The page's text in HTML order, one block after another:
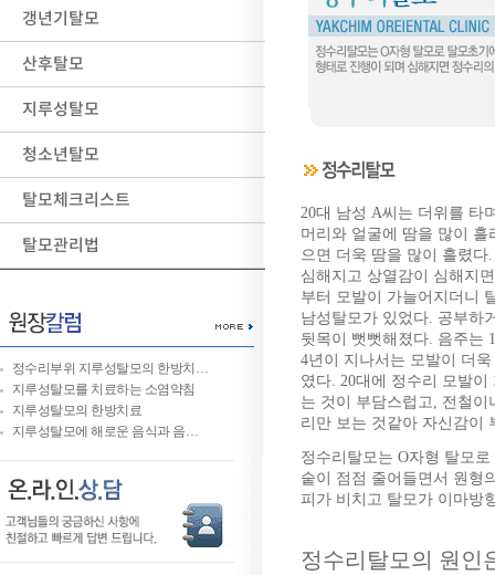
갱년기탈모
산후탈모
지루성탈모
청소년탈모
탈모체크리스트
탈모관리법
정수리부위 지루성탈모의 한방치…
지루성탈모를 치료하는 소염약침
지루성탈모의 한방치료
지루성탈모에 해로운 음식과 음…
20대 남성 A씨는 더위를 타
머리와 얼굴에 땀을 많이
으면 더욱 땀을 많이 흘렸
심해지고 상열감이 심해지
부터 모발이 가늘어지더니
남성탈모가 있었다. 공부하
뒷목이 뻣뻣해졌다. 음주는
4년이 지나서는 모발이 더
였다. 20대에 정수리 모발
는 것이 부담스럽고, 전철
리만 보는 것같아 자신감이
정수리탈모는 O자형 탈모
숱이 점점 줄어들면서 원형
피가 비치고 탈모가 이마방
정수리탈모의 원인